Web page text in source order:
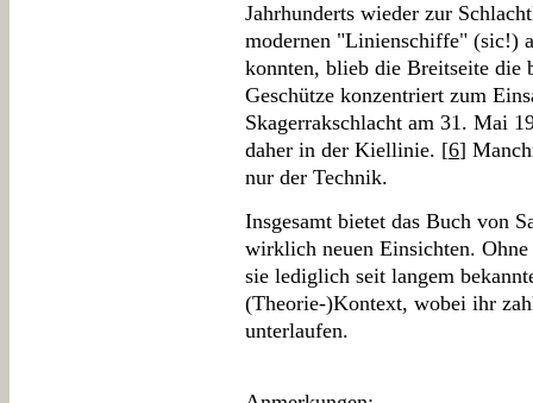
Jahrhunderts wieder zur
modernen "Linienschiffe" (sic!)
konnten, blieb die Breitseite die
Geschütze konzentriert zum
Skagerrakschlacht am 31. Mai
daher in der Kiellinie. [6]
nur der Technik.
Insgesamt bietet das Buch von
wirklich neuen Einsichten.
sie lediglich seit langem
(Theorie-)Kontext, wobei ihr
unterlaufen.